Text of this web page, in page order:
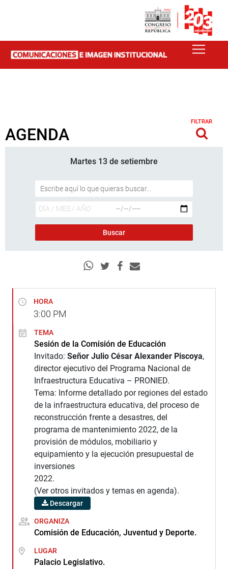
AGENDA
FILTRAR
Martes 13 de setiembre
HORA
3:00 PM
TEMA
Sesión de la Comisión de Educación
Invitado: Señor Julio César Alexander Piscoya,
director ejecutivo del Programa Nacional de
Infraestructura Educativa – PRONIED.
Tema: Informe detallado por regiones del estado
de la infraestructura educativa, del proceso de
reconstrucción frente a desastres, del
programa de mantenimiento 2022, de la
provisión de módulos, mobiliario y
equipamiento y la ejecución presupuestal de
inversiones
2022.
(Ver otros invitados y temas en agenda).
Descargar
ORGANIZA
Comisión de Educación, Juventud y Deporte.
LUGAR
Palacio Legislativo.